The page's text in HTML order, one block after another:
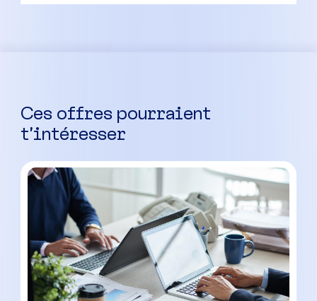
Ces offres pourraient
t’intéresser